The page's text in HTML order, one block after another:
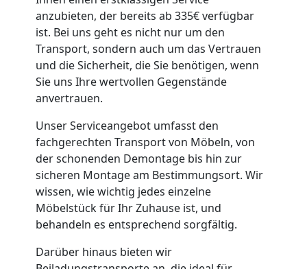
anzubieten, der bereits ab 335€ verfügbar
ist. Bei uns geht es nicht nur um den
Transport, sondern auch um das Vertrauen
und die Sicherheit, die Sie benötigen, wenn
Sie uns Ihre wertvollen Gegenstände
anvertrauen.
Unser Serviceangebot umfasst den
fachgerechten Transport von Möbeln, von
der schonenden Demontage bis hin zur
sicheren Montage am Bestimmungsort. Wir
wissen, wie wichtig jedes einzelne
Möbelstück für Ihr Zuhause ist, und
behandeln es entsprechend sorgfältig.
Darüber hinaus bieten wir
Neustadt
Klaviertransport
Wiener
Neustadt
Privatumzug
Wiener